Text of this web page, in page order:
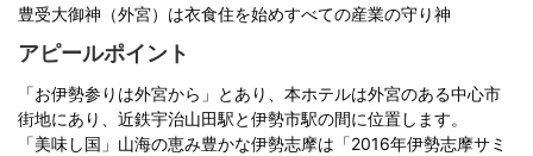
豊受大御神（外宮）は衣食住を始めすべての産業の守り神
アピールポイント
「お伊勢参りは外宮から」とあり、本ホテルは外宮のある中心市
街地にあり、近鉄宇治山田駅と伊勢市駅の間に位置します。
「美味し国」山海の恵み豊かな伊勢志摩は「2016年伊勢志摩サミ